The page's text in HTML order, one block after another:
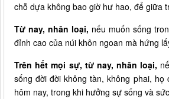
chỗ dựa không bao giờ hư hao, để giữa
Từ nay, nhân loại, nếu muốn sống
đỉnh cao của núi khôn ngoan mà hứng
Trên hết mọi sự, từ nay, nhân loại,
sống đời đời không tàn, không phai,
hôm nay, trong khi hưởng sự sống và